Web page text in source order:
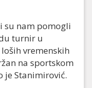
su nam pomogli
turnir u
vremenskih
na sportskom
je Stanimirović.